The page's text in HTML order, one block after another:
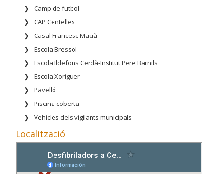
Camp de futbol
CAP Centelles
Casal Francesc Macià
Escola Bressol
Escola Ildefons Cerdà-Institut Pere Barnils
Escola Xoriguer
Pavelló
Piscina coberta
Vehicles dels vigilants municipals
Localització